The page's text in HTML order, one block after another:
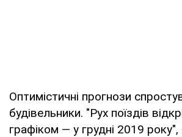
Оптимістичні прогнози
будівельники. "Рух поїздів
графіком — у грудні 2019